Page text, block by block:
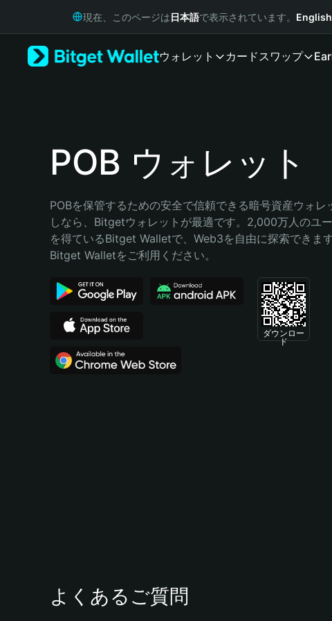
Русский
Bahasa Indonesia
Português (Brasil)
現在、このページは日本語で表示されています。 English
ウォレット カードスワップ
POB ウォレット
POBを保管するための安全で信頼できる暗号資産ウォレ
しなら、Bitgetウォレットが最適です。2,000万人のユ
を得ているBitget Walletで、Web3を自由に探索できま
Bitget Walletをご利用ください。
ダウンロー
ド
よくあるご質問